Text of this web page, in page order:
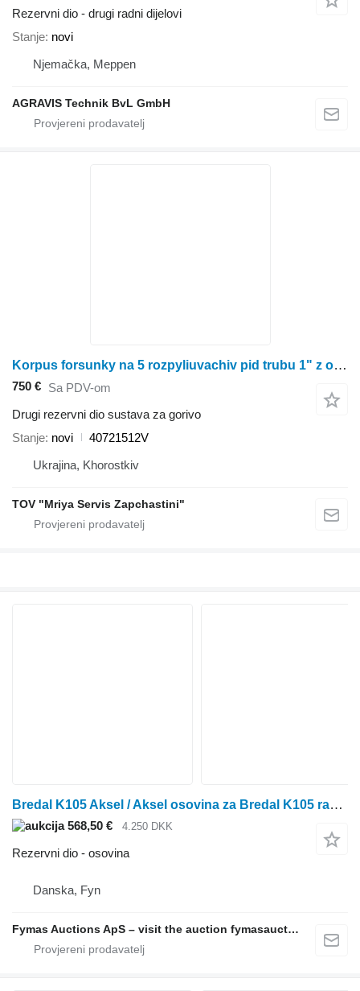
Rezervni dio - drugi radni dijelovi
Stanje novi
Njemačka, Meppen
AGRAVIS Technik BvL GmbH
Korpus forsunky na 5 rozpyliuvachiv pid trubu 1" z otvorom 16,5 mm 40721512V drugi rezervni dio sustava za gorivo za John Deere rasipača gnojiva
750 € Sa PDV-om
Drugi rezervni dio sustava za gorivo
Stanje novi
40721512V
Ukrajina, Khorostkiv
TOV "Mriya Servis Zapchastini"
Bredal K105 Aksel / Aksel osovina za Bredal K105 rasipača gnojiva
568,50 € 4.250 DKK
Rezervni dio - osovina
Danska, Fyn
Fymas Auctions ApS – visit the auction fymasauctions.dk